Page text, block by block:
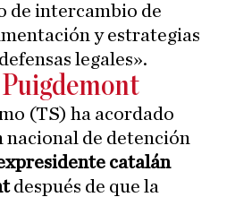
de intercambio de
y estrategias
legales».
(TS) ha acordado
de detención
catalán
después de que la